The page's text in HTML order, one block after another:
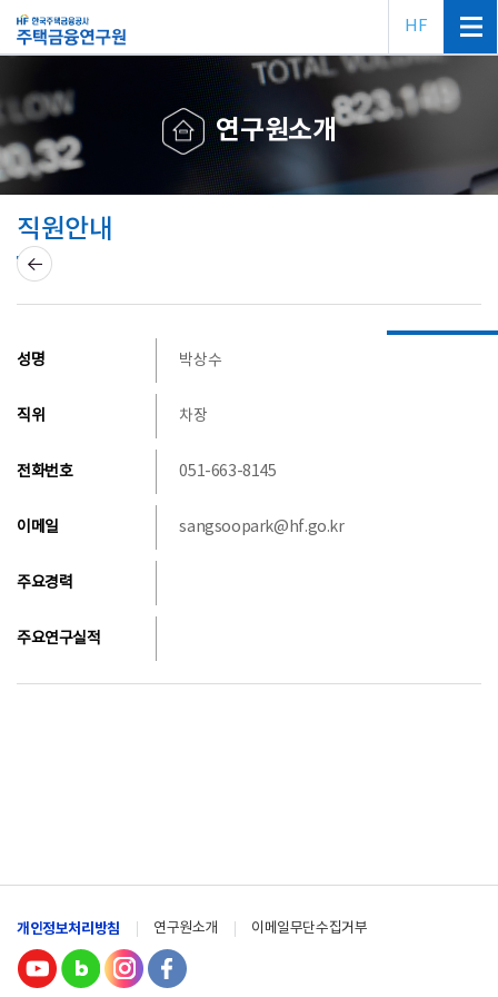
HF
연구원소개
직원안내
성명 박상수
직위 차장
전화번호 051-663-8145
이메일 sangsoopark@hf.go.kr
주요경력
주요연구실적
개인정보처리방침 연구원소개 이메일무단수집거부